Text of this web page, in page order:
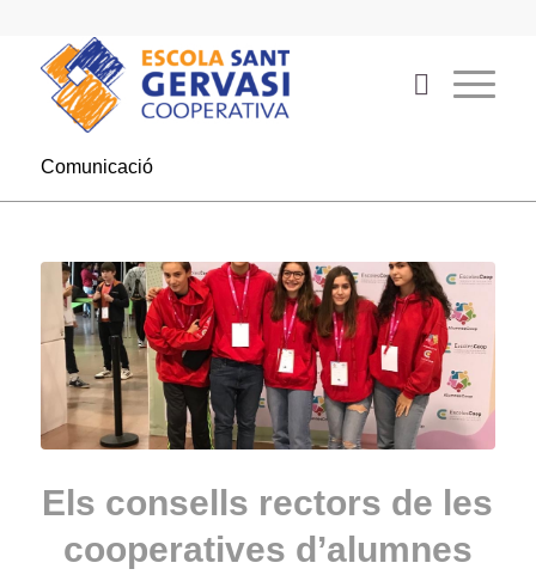
Comunicació
Els consells rectors de les
cooperatives d’alumnes